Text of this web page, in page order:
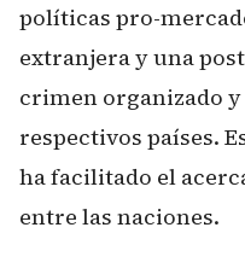
políticas pro-
extranjera y una
crimen organizado
respectivos países.
ha facilitado el
entre las naciones.